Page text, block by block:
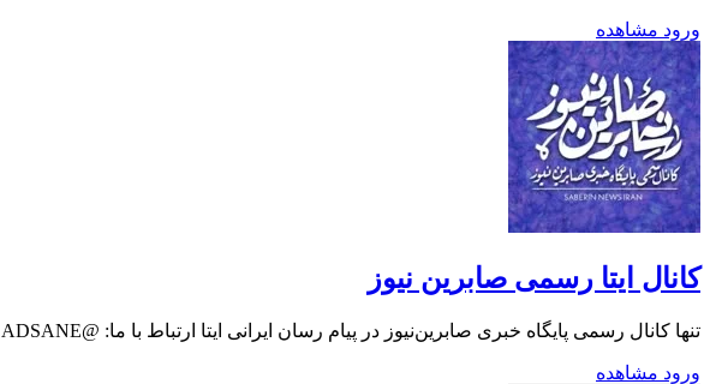
ورود مشاهده
کانال ایتا رسمی صابرین نیوز
تنها کانال رسمی پایگاه خبری صابرین‌نیوز در پیام رسان ایرانی ایتا ارتباط با ما: @ADSANE کانال تلگرام: T.me/Saberin_ir سروش: splus.ir/Saberin_ir
ورود مشاهده